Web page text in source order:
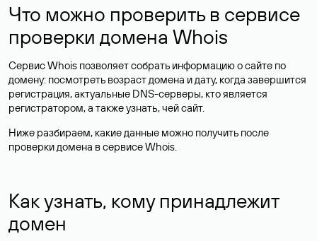
Что можно проверить в сервисе
проверки домена Whois
Сервис Whois позволяет собрать информацию о сайте по
домену: посмотреть возраст домена и дату, когда завершится
регистрация, актуальные DNS-серверы, кто является
регистратором, а также узнать, чей сайт.
Ниже разбираем, какие данные можно получить после
проверки домена в сервисе Whois.
Как узнать, кому принадлежит
домен